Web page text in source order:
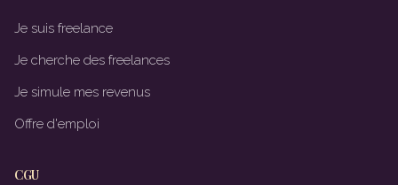
Je suis freelance
Je cherche des freelances
Je simule mes revenus
Offre d'emploi
CGU